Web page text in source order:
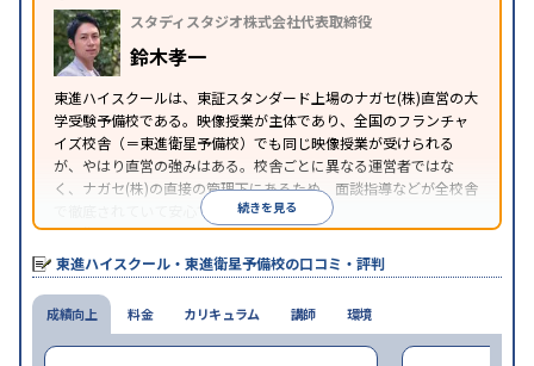
スタディスタジオ株式会社代表取締役
鈴木孝一
東進ハイスクールは、東証スタンダード上場のナガセ(株)直営の大
学受験予備校である。映像授業が主体であり、全国のフランチャ
イズ校舎（＝東進衛星予備校）でも同じ映像授業が受けられる
が、やはり直営の強みはある。校舎ごとに異なる運営者ではな
く、ナガセ(株)の直接の管理下にあるため、面談指導などが全校舎
で徹底されていて安心できる。
東進衛星予備校は、運営会社により指導方針や校舎のルールが異
なる。体験授業では、授業のみで判断するのではなく、担当者や
校舎雰囲気、校舎での合格実績などを確認すると良いだろう。
続きを見る
東進ハイスクール・東進衛星予備校の口コミ・評判
成績向上 料金 カリキュラム 講師 環境